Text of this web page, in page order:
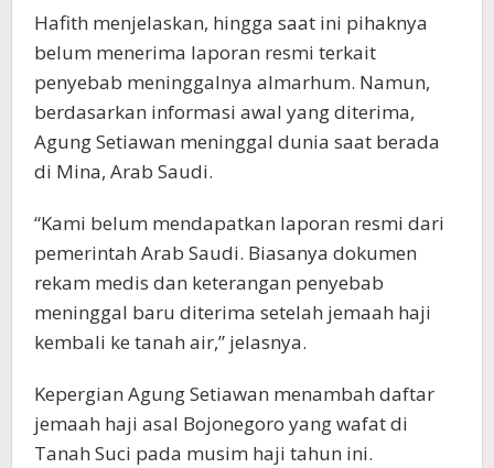
Hafith menjelaskan, hingga saat ini pihaknya
belum menerima laporan resmi terkait
penyebab meninggalnya almarhum. Namun,
berdasarkan informasi awal yang diterima,
Agung Setiawan meninggal dunia saat berada
di Mina, Arab Saudi.
“Kami belum mendapatkan laporan resmi dari
pemerintah Arab Saudi. Biasanya dokumen
rekam medis dan keterangan penyebab
meninggal baru diterima setelah jemaah haji
kembali ke tanah air,” jelasnya.
Kepergian Agung Setiawan menambah daftar
jemaah haji asal Bojonegoro yang wafat di
Tanah Suci pada musim haji tahun ini.